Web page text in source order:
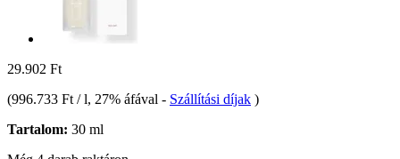
29.902 Ft
(996.733 Ft / l, 27% áfával - Szállítási díjak )
Tartalom: 30 ml